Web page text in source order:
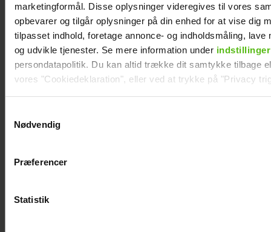
marketingformål. Disse oplysninger videregives til vores
opbevarer og tilgår oplysninger på din enhed for at vise dig
tilpasset indhold, foretage annonce- og indholdsmåling, lave
og udvikle tjenester. Se mere information under indstillinger
persondatapolitik. Du kan altid trække dit samtykke tilbage
vores "Cookiedeklaration", eller ved at trykke på "Privacy
Vi anvender egne cookies og cookies fra tredjeparter til at
generere statistik og huske dine præferencer samt til brug
Nødvendig
Præferencer
Statistik